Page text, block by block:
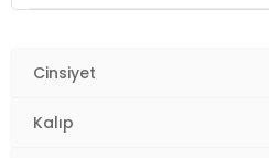
Yaka Tipi:
Kol Tipi:
Cinsiyet
Kalıp